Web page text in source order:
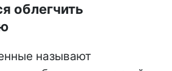
облегчить
называют